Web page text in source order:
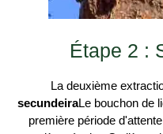
Étape 2 :
La deuxième
secundeiraLe bouchon de
première période